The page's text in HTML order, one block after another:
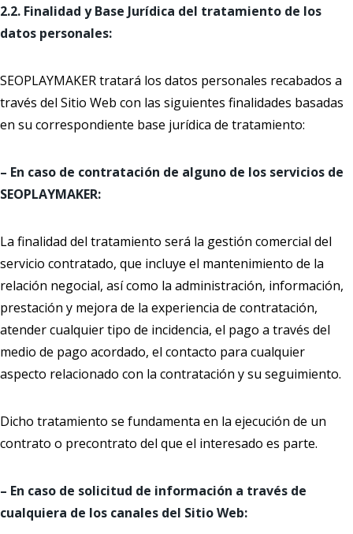
2.2. Finalidad y Base Jurídica del tratamiento de los
datos personales:
SEOPLAYMAKER tratará los datos personales recabados a
través del Sitio Web con las siguientes finalidades basadas
en su correspondiente base jurídica de tratamiento:
– En caso de contratación de alguno de los servicios de
SEOPLAYMAKER:
La finalidad del tratamiento será la gestión comercial del
servicio contratado, que incluye el mantenimiento de la
relación negocial, así como la administración, información,
prestación y mejora de la experiencia de contratación,
atender cualquier tipo de incidencia, el pago a través del
medio de pago acordado, el contacto para cualquier
aspecto relacionado con la contratación y su seguimiento.
Dicho tratamiento se fundamenta en la ejecución de un
contrato o precontrato del que el interesado es parte.
– En caso de solicitud de información a través de
cualquiera de los canales del Sitio Web: